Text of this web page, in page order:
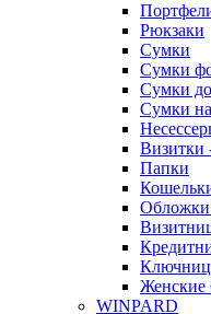
Рюкзаки
Сумки
Сумки
Сумки
Сумки
Визитки
Папки
Обложки
Женские
WINPARD